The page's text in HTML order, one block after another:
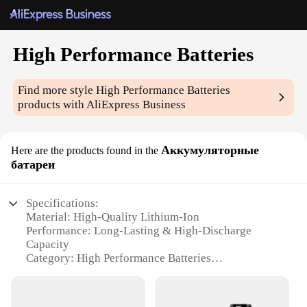
High Performance Batteries
Find more styleHigh Performance Batteries
products with AliExpress Business
Here are the products found in the Аккумуляторные
батареи
Specifications:
Material: High-Quality Lithium-Ion
Performance: Long-Lasting & High-Discharge
Capacity
Category: High Performance Batteries